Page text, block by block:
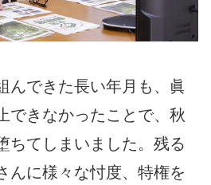
んできた長い年月も、眞
できなかったことで、秋
ちてしまいました。残る
んに様々な忖度、特権を